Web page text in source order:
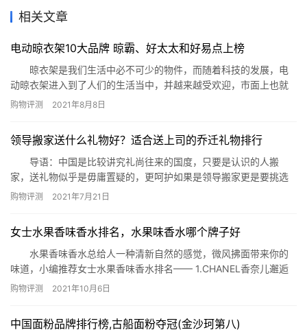
相关文章
电动晾衣架10大品牌 晾霸、好太太和好易点上榜
晾衣架是我们生活中必不可少的物件，而随着科技的发展，电
动晾衣架进入到了人们的生活当中，并越来越受欢迎，市面上也就
出现了各种各样电动晾衣架品牌，质量却是良莠不齐。小编为大家
5.欧兰特 6.九牧 7.恋晴 8…
购物评测 2021年8月8日
领导搬家送什么礼物好？适合送上司的乔迁礼物排行
导语：中国是比较讲究礼尚往来的国度，只要是认识的人搬
家，送礼物似乎是毋庸置疑的，更呵护如果是领导搬家更是要挑选
一份适合的礼物了，但是送什么礼物比较呢?很多人都没有思路，这
瓷类 7、土特产 8、聚财摆件 9、鱼缸 …
购物评测 2021年7月21日
女士水果香味香水排名，水果味香水哪个牌子好
水果香味香水总给人一种清新自然的感觉，微风拂面带来你的
味道，小编推荐女士水果香味香水排名—— 1.CHANEL香奈儿邂逅
柔情淡香水 参考价格：￥750 淡淡的花果香气，清新自然
Miss D…
购物评测 2021年10月6日
中国面粉品牌排行榜,古船面粉夺冠(金沙珂第八)